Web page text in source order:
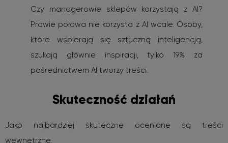
Czy managerowie sklepów korzystają z AI?
Prawie połowa nie korzysta z AI wcale. Osoby,
które wspierają się sztuczną inteligencją,
szukają głównie inspiracji, tylko 19% za
pośrednictwem AI tworzy treści.
Skuteczność działań
Jako najbardziej skuteczne oceniane są treści
wewnętrzne.